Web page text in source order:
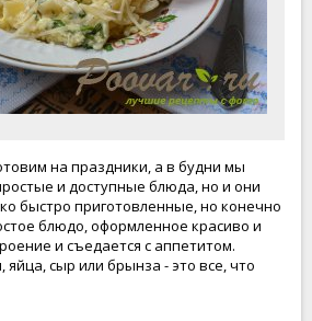
на праздники, а в будни мы
и доступные блюда, но и они
быстро приготовленные, но конечно
блюдо, оформленное красиво и
и съедается с аппетитом.
сыр или брынза - это все, что
данного блюда.